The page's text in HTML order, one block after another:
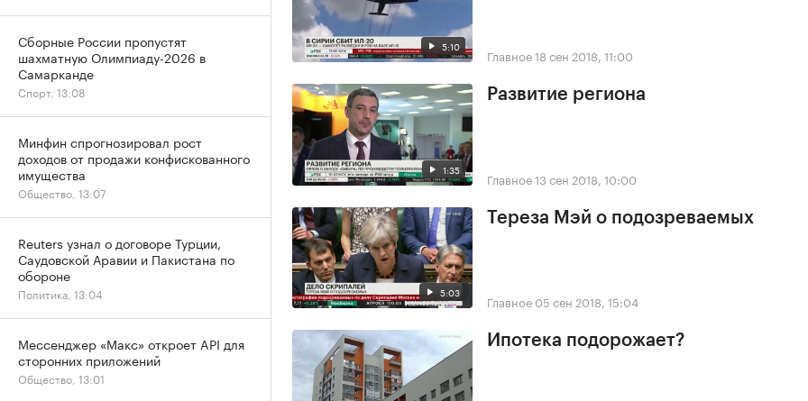
5:10 Главное18 сен 2018, 11:00
1:35
Развитие региона
Главное13 сен 2018, 10:00
5:03
Тереза Мэй о подозреваемых
Главное 05 сен 2018, 15:04
Ипотека подорожает?
Сборные России пропустят
шахматную Олимпиаду-2026 в
Самарканде
Спорт, 13:08
Минфин спрогнозировал рост
доходов от продажи конфискованного
имущества
Общество, 13:07
Reuters узнал о договоре Турции,
Саудовской Аравии и Пакистана по
обороне
Политика, 13:04
Мессенджер «Макс» откроет API для
сторонних приложений
Общество, 13:01